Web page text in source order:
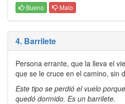
Bueno
Malo
4. Barrilete
Persona errante, que la lleva el
que se le cruce en el camino, sin
Este tipo se perdió el vuelo
quedó dormido. Es un barrilete.